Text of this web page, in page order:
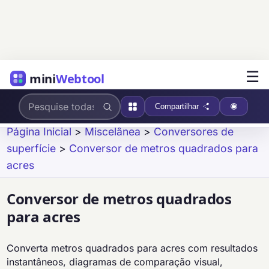
miniWebtool ☰
Compartilhar
Página Inicial > Miscelânea > Conversores de
superfície > Conversor de metros quadrados para
acres
Conversor de metros quadrados
para acres
Converta metros quadrados para acres com resultados
instantâneos, diagramas de comparação visual,